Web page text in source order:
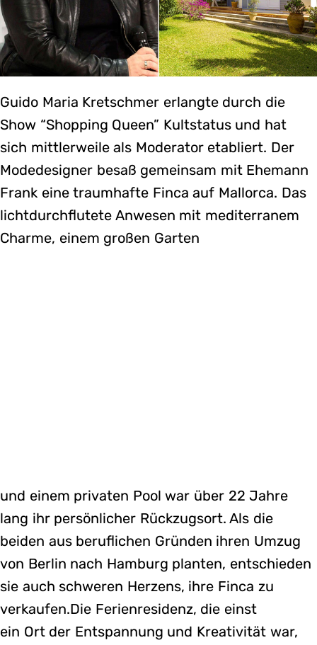
Guido Maria Kretschmer erlangte durch die
Show “Shopping Queen” Kultstatus und hat
sich mittlerweile als Moderator etabliert. Der
Modedesigner besaß gemeinsam mit Ehemann
Frank eine traumhafte Finca auf Mallorca. Das
lichtdurchflutete Anwesen mit mediterranem
Charme, einem großen Garten
und einem privaten Pool war über 22 Jahre
lang ihr persönlicher Rückzugsort. Als die
beiden aus beruflichen Gründen ihren Umzug
von Berlin nach Hamburg planten, entschieden
sie auch schweren Herzens, ihre Finca zu
verkaufen.Die Ferienresidenz, die einst
ein Ort der Entspannung und Kreativität war,